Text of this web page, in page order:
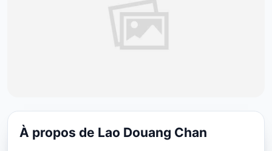
À propos de Lao Douang Chan